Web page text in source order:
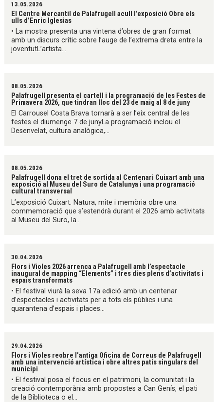
13.05.2026
El Centre Mercantil de Palafrugell acull l’exposició Obre els
ulls d’Enric Iglesias
• La mostra presenta una vintena d’obres de gran format
amb un discurs crític sobre l’auge de l’extrema dreta entre la
joventutL’artista...
08.05.2026
Palafrugell presenta el cartell i la programació de les Festes de
Primavera 2026, que tindran lloc del 23 de maig al 8 de juny
El Carrousel Costa Brava tornarà a ser l’eix central de les
festes el diumenge 7 de junyLa programació inclou el
Desenvelat, cultura analògica,...
08.05.2026
Palafrugell dona el tret de sortida al Centenari Cuixart amb una
exposició al Museu del Suro de Catalunya i una programació
cultural transversal
L’exposició Cuixart. Natura, mite i memòria obre una
commemoració que s’estendrà durant el 2026 amb activitats
al Museu del Suro, la...
30.04.2026
Flors i Violes 2026 arrenca a Palafrugell amb l’espectacle
inaugural de mapping “Elements” i tres dies plens d’activitats i
espais transformats
• El festival viurà la seva 17a edició amb un centenar
d’espectacles i activitats per a tots els públics i una
quarantena d’espais i places...
29.04.2026
Flors i Violes reobre l’antiga Oficina de Correus de Palafrugell
amb una intervenció artística i obre altres patis singulars del
municipi
• El festival posa el focus en el patrimoni, la comunitat i la
creació contemporània amb propostes a Can Genís, el pati
de la Biblioteca o el...